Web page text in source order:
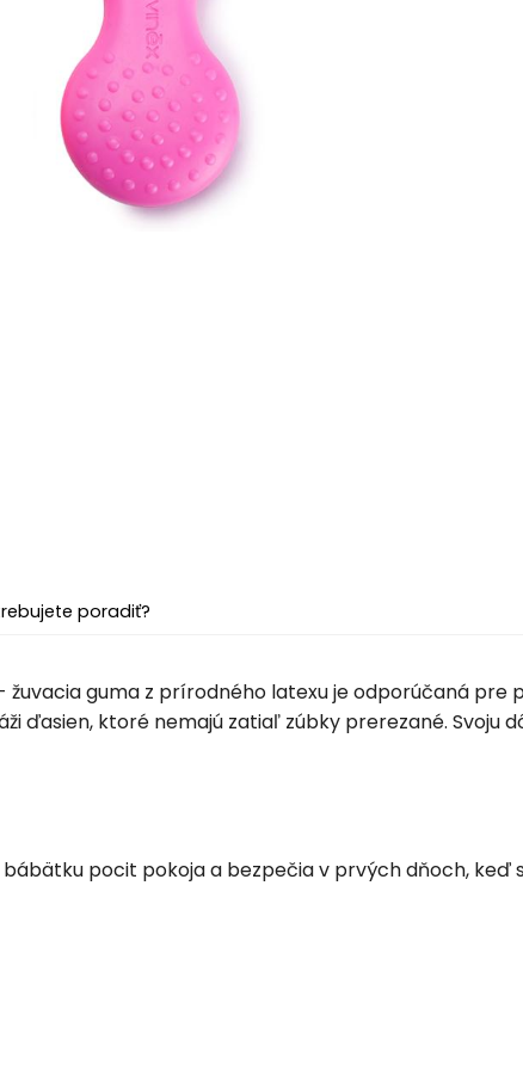
poradiť?
- žuvacia guma z prírodného latexu je odporúčaná
ďasien, ktoré nemajú zatiaľ zúbky prerezané. Svoju
pocit pokoja a bezpečia v prvých dňoch, keď